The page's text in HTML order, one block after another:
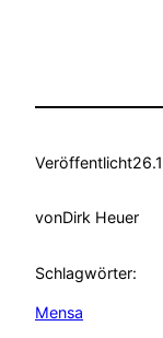
Veröffentlicht
vonDirk Heuer
Schlagwörter:
Mensa